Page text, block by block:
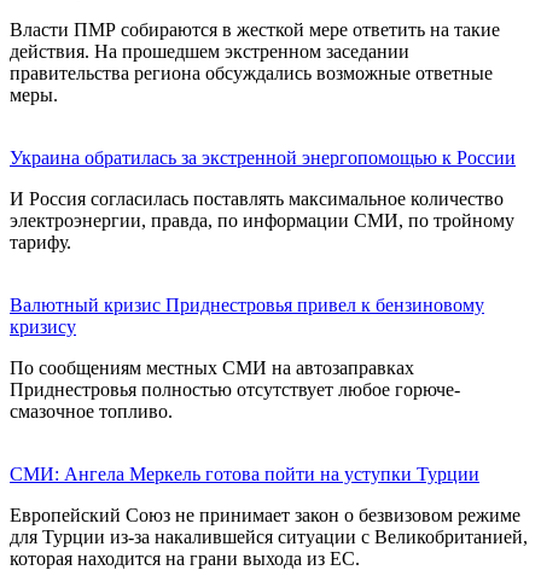
Власти ПМР собираются в жесткой мере ответить на такие
действия. На прошедшем экстренном заседании
правительства региона обсуждались возможные ответные
меры.
Украина обратилась за экстренной энергопомощью к России
И Россия согласилась поставлять максимальное количество
электроэнергии, правда, по информации СМИ, по тройному
тарифу.
Валютный кризис Приднестровья привел к бензиновому
кризису
По сообщениям местных СМИ на автозаправках
Приднестровья полностью отсутствует любое горюче-
смазочное топливо.
СМИ: Ангела Меркель готова пойти на уступки Турции
Европейский Союз не принимает закон о безвизовом режиме
для Турции из-за накалившейся ситуации с Великобританией,
которая находится на грани выхода из ЕС.